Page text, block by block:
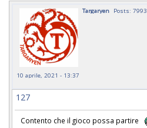
Targaryen Posts: 7993
10 aprile, 2021 - 13:37
127
Contento che il gioco possa partire